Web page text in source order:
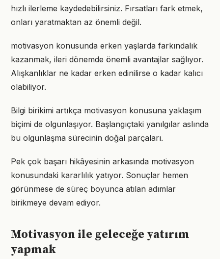
hızlı ilerleme kaydedebilirsiniz. Fırsatları fark etmek,
onları yaratmaktan az önemli değil.
motivasyon konusunda erken yaşlarda farkındalık
kazanmak, ileri dönemde önemli avantajlar sağlıyor.
Alışkanlıklar ne kadar erken edinilirse o kadar kalıcı
olabiliyor.
Bilgi birikimi artıkça motivasyon konusuna yaklaşım
biçimi de olgunlaşıyor. Başlangıçtaki yanılgılar aslında
bu olgunlaşma sürecinin doğal parçaları.
Pek çok başarı hikâyesinin arkasında motivasyon
konusundaki kararlılık yatıyor. Sonuçlar hemen
görünmese de süreç boyunca atılan adımlar
birikmeye devam ediyor.
Motivasyon ile geleceğe yatırım
yapmak